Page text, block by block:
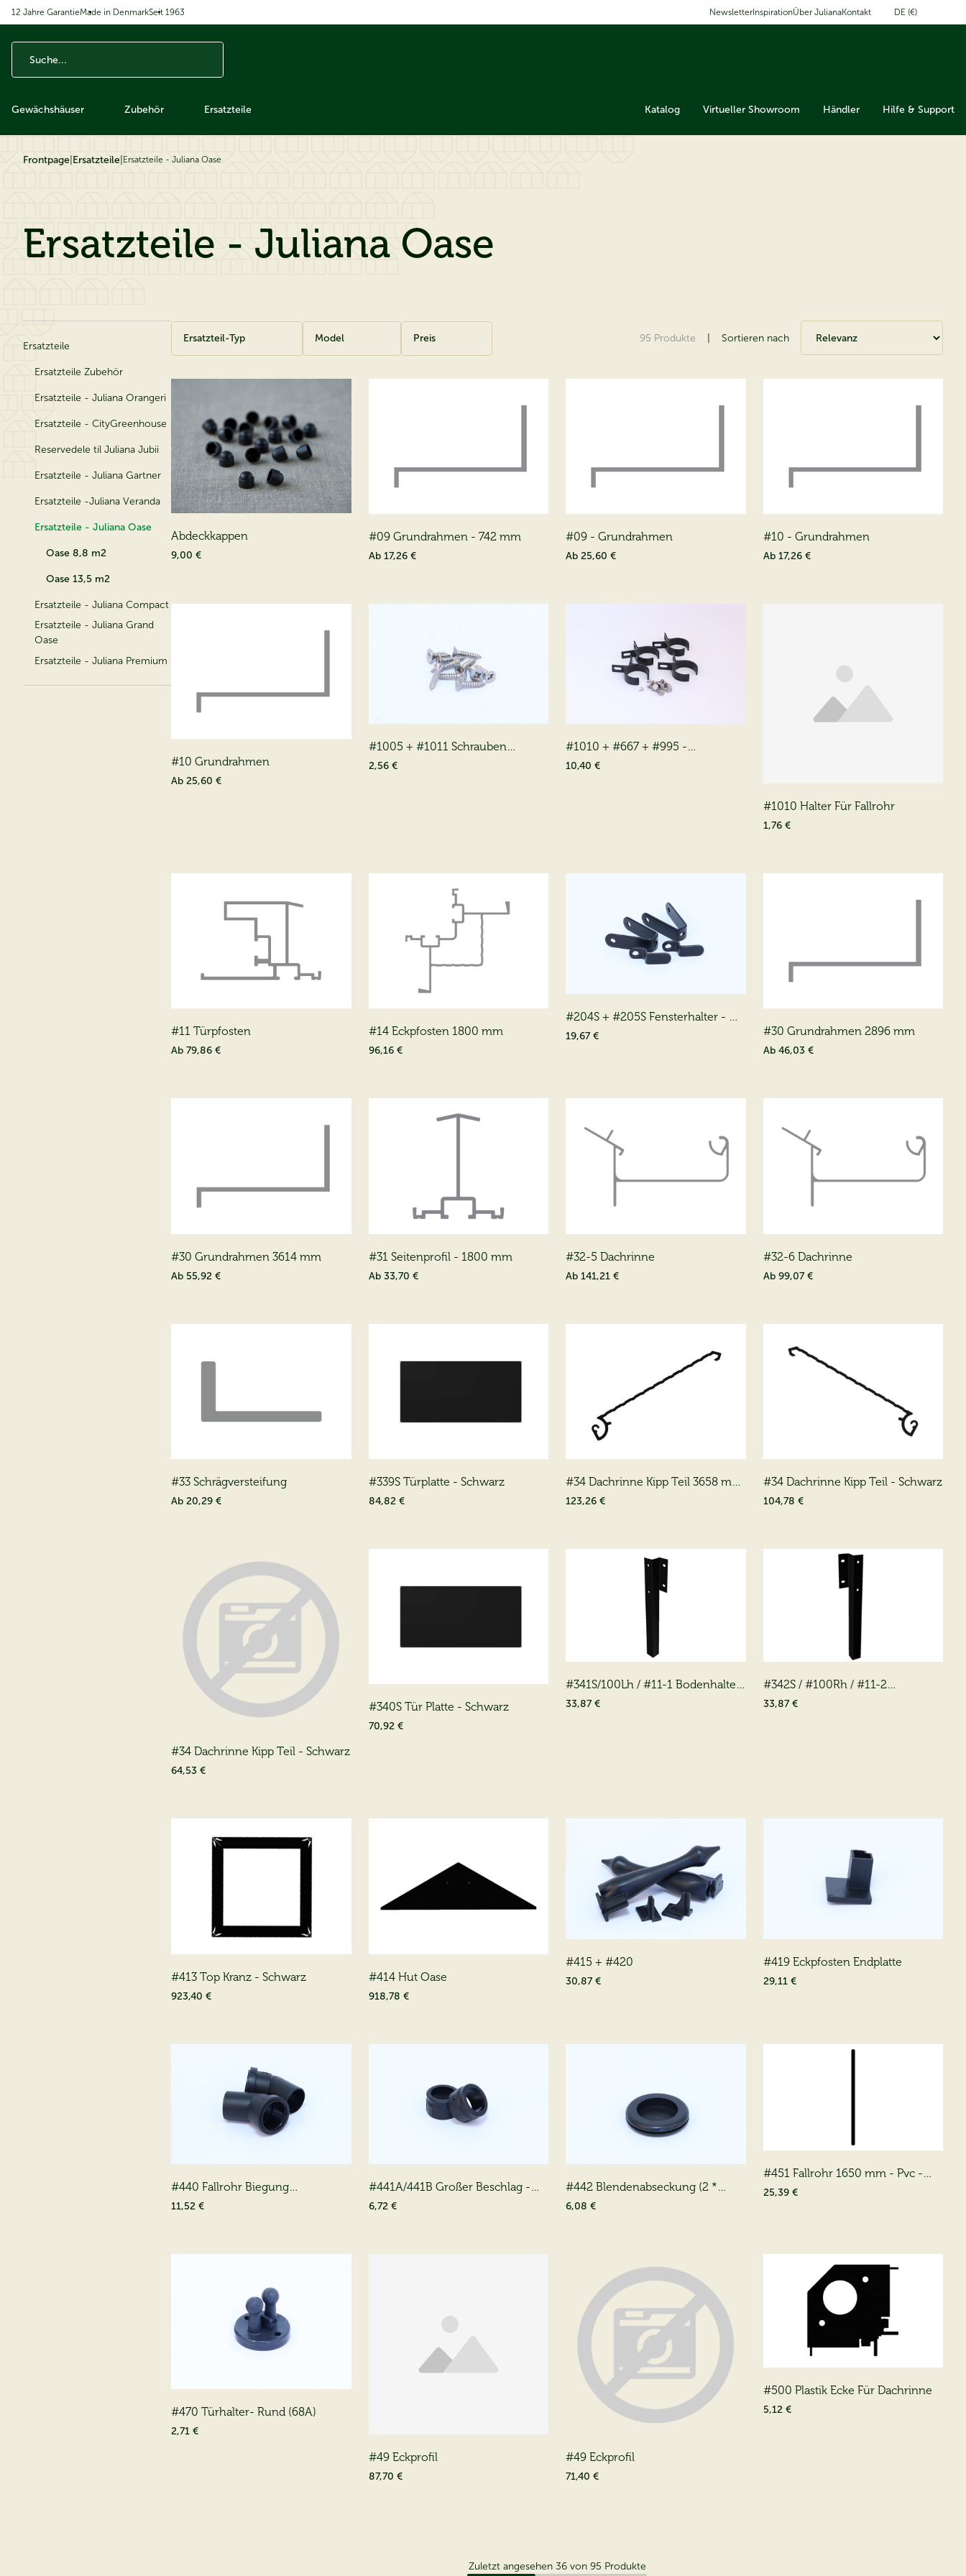
12 Jahre GarantieMade in DenmarkSeit 1963 Newsletter InspirationÜber JulianaKontakt DE (€)
Gewächshäuser Zubehör Ersatzteile Katalog Virtueller Showroom Händler Hilfe & Support
Frontpage Ersatzteile Ersatzteile - Juliana Oase
Ersatzteile - Juliana Oase
Ersatzteile
Ersatzteile Zubehör
Ersatzteile - Juliana Orangeri
Ersatzteile - CityGreenhouse
Reservedele til Juliana Jubii
Ersatzteile - Juliana Gartner
Ersatzteile -Juliana Veranda
Ersatzteile - Juliana Oase
Oase 8,8 m2
Oase 13,5 m2
Ersatzteile - Juliana Compact
Ersatzteile - Juliana Grand
Oase
Ersatzteile - Juliana Premium
Ersatzteil-Typ Model Preis 95 Produkte Sortieren nach
Abdeckkappen
9,00 €
#09 Grundrahmen - 742 mm
Ab 17,26 €
#09 - Grundrahmen
Ab 25,60 €
#10 - Grundrahmen
Ab 17,26 €
#10 Grundrahmen
Ab 25,60 €
#1005 + #1011 Schrauben
(2*00401011)(8*00401005)
2,56 €
#1010 + #667 + #995 -
Fallrohrhalter + Schrauben +
10,40 €
#1010 Halter Für Fallrohr
1,76 €
#11 Türpfosten
Ab 79,86 €
#14 Eckpfosten 1800 mm
96,16 €
#204S + #205S Fensterhalter - U-
Beschlag
19,67 € #30 Grundrahmen 2896 mm
Ab 46,03 €
#30 Grundrahmen 3614 mm
Ab 55,92 €
#31 Seitenprofil - 1800 mm
Ab 33,70 €
#32-5 Dachrinne
Ab 141,21 €
#32-6 Dachrinne
Ab 99,07 €
#33 Schrägversteifung
Ab 20,29 €
#339S Türplatte - Schwarz
84,82 €
#34 Dachrinne Kipp Teil 3658 mm
- Schwarz
123,26 €
#34 Dachrinne Kipp Teil - Schwarz
104,78 €
#34 Dachrinne Kipp Teil - Schwarz
64,53 €
#340S Tür Platte - Schwarz
70,92 €
#341S/100Lh / #11-1 Bodenhalter
Front 11-1
33,87 €
#342S / #100Rh / #11-2
Bodenhalter Front
33,87 €
#413 Top Kranz - Schwarz
923,40 €
#414 Hut Oase
918,78 €
#415 + #420
30,87 €
#419 Eckpfosten Endplatte
29,11 €
#440 Fallrohr Biegung
(2*00300440)
11,52 €
#441A/441B Großer Beschlag -
Fallrohr - Pt200 (2 * 00300441)
6,72 €
#442 Blendenabseckung (2 *
00300442)
6,08 €
#451 Fallrohr 1650 mm - Pvc -
Schwarz
25,39 €
#470 Türhalter- Rund (68A)
2,71 €
#49 Eckprofil
87,70 €
#49 Eckprofil
71,40 €
#500 Plastik Ecke Für Dachrinne
5,12 €
Zuletzt angesehen 36 von 95 Produkte